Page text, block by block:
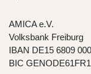
AMICA e.V.
Volksbank Freiburg
IBAN DE15 6809
BIC GENODE61FR1